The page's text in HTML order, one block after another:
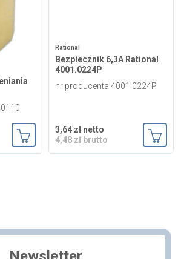
Dodaj do koszyka
Rational
Bezpiecznik 6,3A Rational
4001.0224P
nr producenta 4001.0224P
3,64 zł netto
4,48 zł brutto